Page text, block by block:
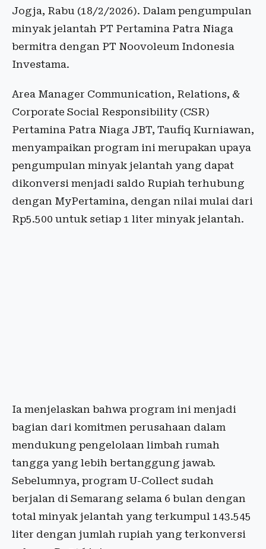
Jogja, Rabu (18/2/2026). Dalam pengumpulan
minyak jelantah PT Pertamina Patra Niaga
bermitra dengan PT Noovoleum Indonesia
Investama.
Area Manager Communication, Relations, &
Corporate Social Responsibility (CSR)
Pertamina Patra Niaga JBT, Taufiq Kurniawan,
menyampaikan program ini merupakan upaya
pengumpulan minyak jelantah yang dapat
dikonversi menjadi saldo Rupiah terhubung
dengan MyPertamina, dengan nilai mulai dari
Rp5.500 untuk setiap 1 liter minyak jelantah.
Ia menjelaskan bahwa program ini menjadi
bagian dari komitmen perusahaan dalam
mendukung pengelolaan limbah rumah
tangga yang lebih bertanggung jawab.
Sebelumnya, program U-Collect sudah
berjalan di Semarang selama 6 bulan dengan
total minyak jelantah yang terkumpul 143.545
liter dengan jumlah rupiah yang terkonversi